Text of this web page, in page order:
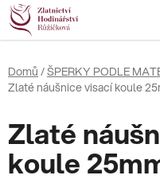
Přejít
na
obsah
Domů /ŠPERKY PODLE
Zlaté náušnice visací koule
Zlaté
koule